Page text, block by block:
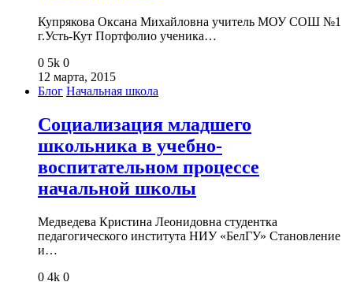
Купрякова Оксана Михайловна учитель МОУ СОШ №1
г.Усть-Кут Портфолио ученика…
0 5k 0
12 марта, 2015
Блог Начальная школа
Социализация младшего
школьника в учебно-
воспитательном процессе
начальной школы
Медведева Кристина Леонидовна студентка
педагогического института НИУ «БелГУ» Становление
и…
0 4k 0